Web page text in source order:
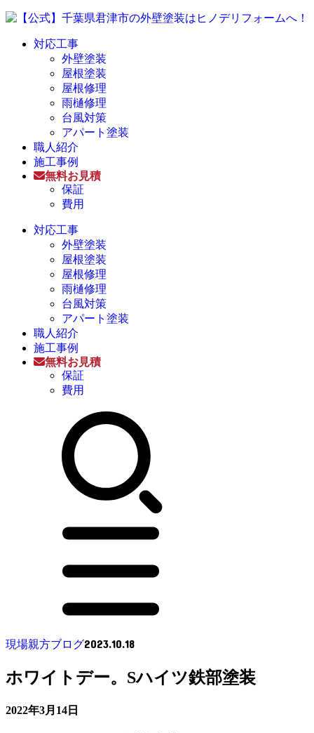
対応工事
外壁塗装
屋根塗装
屋根修理
雨樋修理
台風対策
アパート塗装
職人紹介
施工事例
無料お見積
保証
費用
対応工事
外壁塗装
屋根塗装
屋根修理
雨樋修理
台風対策
アパート塗装
職人紹介
施工事例
無料お見積
保証
費用
現場親方ブログ2023.10.18
ホワイトデー。Sハイツ鉄部塗装
2022年3月14日